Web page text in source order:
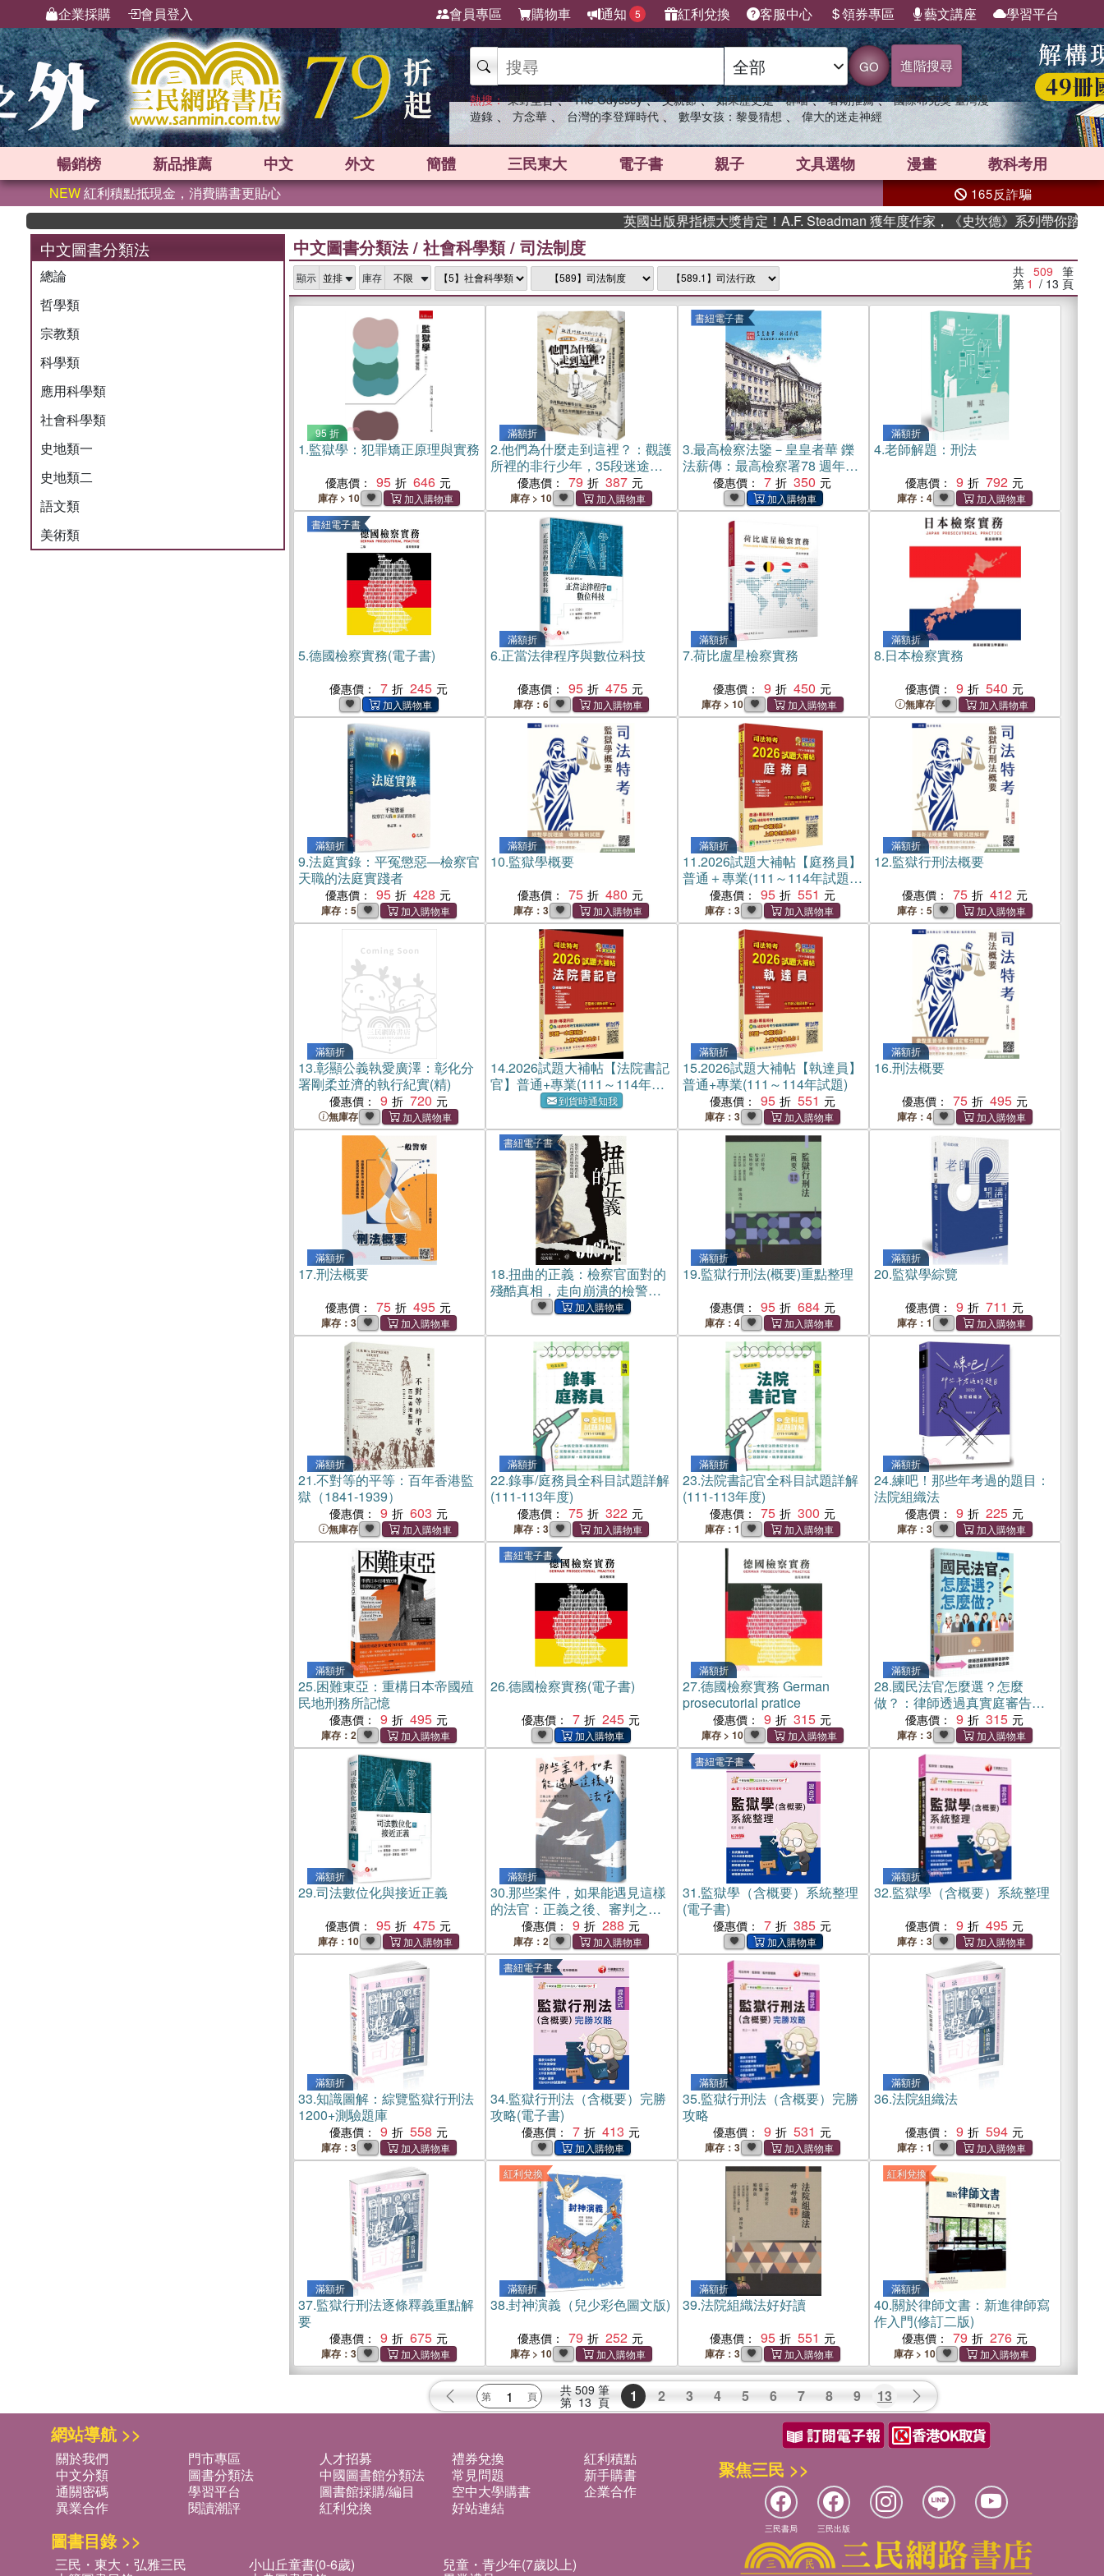
企業採購 會員登入 會員專區 購物車 通知 5 紅利兌換 客服中心 領券專區 藝文講座 學習平台
GO 進階搜尋
熱搜： 東野圭吾 、 The Odyssey 、 父親節 、 如果歷史是一群喵 、 暑期推薦 、 國際布克獎 臺灣漫
遊錄 、 方念華 、 台灣的李登輝時代 、 數學女孩：黎曼猜想 、 偉大的迷走神經
暢銷榜 新品推薦 中文 外文 簡體 三民東大 電子書 親子 文具選物 漫畫 教科考用
NEW紅利積點抵現金，消費購書更貼心 165反詐騙
英國出版界指標大獎肯定！A.F. Steadman 獲年度作家，《史坎德》系列帶你踏上熱血奇幻旅
中文圖書分類法
總論
哲學類
宗教類
科學類
應用科學類
社會科學類
史地類一
史地類二
語文類
美術類
中文圖書分類法/ 社會科學類/ 司法制度
顯示 庫存 共 509 筆
第 1 / 13 頁
95 折
1.監獄學：犯罪矯正原理與實務
優惠價： 95 646
庫存 > 10
滿額折
2.他們為什麼走到這裡？：觀護
所裡的非行少年，35段迷途青
優惠價： 79 387
庫存 > 10
書紐電子書
3.最高檢察法鑒－皇皇者華 鑠
法薪傳：最高檢察署78 週年史
實特刊(電子書)
優惠價： 7 350
滿額折
4.老師解題：刑法
優惠價： 9 792
庫存：4
書紐電子書
5.德國檢察實務(電子書)
優惠價： 7 245
滿額折
6.正當法律程序與數位科技
優惠價： 95 475
庫存：6
滿額折
7.荷比盧星檢察實務
優惠價： 9 450
庫存 > 10
滿額折
8.日本檢察實務
優惠價： 9 540
無庫存
滿額折
9.法庭實錄：平冤懲惡―檢察官
天職的法庭實踐者
優惠價： 95 428
庫存：5
滿額折
10.監獄學概要
優惠價： 75 480
庫存：3
滿額折
11.2026試題大補帖【庭務員】
普通＋專業(111～114年試題)
測驗題型
優惠價： 95 551
庫存：3
滿額折
12.監獄行刑法概要
優惠價： 75 412
庫存：5
滿額折
13.彰顯公義執愛廣澤：彰化分
署剛柔並濟的執行紀實(精)
優惠價： 9 720
無庫存
14.2026試題大補帖【法院書記
官】普通+專業(111～114年試
到貨時通知我
滿額折
15.2026試題大補帖【執達員】
普通+專業(111～114年試題)
優惠價： 95 551
庫存：3
滿額折
16.刑法概要
優惠價： 75 495
庫存：4
滿額折
17.刑法概要
優惠價： 75 495
庫存：3
書紐電子書
18.扭曲的正義：檢察官面對的
殘酷真相，走向崩潰的檢警與
媒體(電子書)
滿額折
19.監獄行刑法(概要)重點整理
優惠價： 95 684
庫存：4
滿額折
20.監獄學綜覽
優惠價： 9 711
庫存：1
滿額折
21.不對等的平等：百年香港監
獄（1841-1939）
優惠價： 9 603
無庫存
滿額折
22.錄事/庭務員全科目試題詳解
(111-113年度)
優惠價： 75 322
庫存：3
滿額折
23.法院書記官全科目試題詳解
(111-113年度)
優惠價： 75 300
庫存：1
滿額折
24.練吧！那些年考過的題目：
法院組織法
優惠價： 9 225
庫存：3
滿額折
25.困難東亞：重構日本帝國殖
民地刑務所記憶
優惠價： 9 495
庫存：2
書紐電子書
26.德國檢察實務(電子書)
優惠價： 7 245
滿額折
27.德國檢察實務 German
prosecutorial pratice
優惠價： 9 315
庫存 > 10
滿額折
28.國民法官怎麼選？怎麼
做？：律師透過真實庭審告訴
你國民法庭實際運作的全貌
優惠價： 9 315
庫存：3
滿額折
29.司法數位化與接近正義
優惠價： 95 475
庫存：10
滿額折
30.那些案件，如果能遇見這樣
的法官：正義之後、審判之外
的法庭人情故事
優惠價： 9 288
庫存：2
書紐電子書
31.監獄學（含概要）系統整理
(電子書)
優惠價： 7 385
滿額折
32.監獄學（含概要）系統整理
優惠價： 9 495
庫存：3
滿額折
33.知識圖解：綜覽監獄行刑法
1200+測驗題庫
優惠價： 9 558
庫存：3
書紐電子書
34.監獄行刑法（含概要）完勝
攻略(電子書)
優惠價： 7 413
滿額折
35.監獄行刑法（含概要）完勝
攻略
優惠價： 9 531
庫存：3
滿額折
36.法院組織法
優惠價： 9 594
庫存：1
滿額折
37.監獄行刑法逐條釋義重點解
要
優惠價： 9 675
庫存：3
紅利兌換
滿額折
38.封神演義（兒少彩色圖文版)
優惠價： 79 252
庫存 > 10
滿額折
39.法院組織法好好讀
優惠價： 95 551
庫存：3
紅利兌換
滿額折
40.關於律師文書：新進律師寫
作入門(修訂二版)
優惠價： 79 276
庫存 > 10
共 509 筆
第 13 頁 1 2 3 4 5 6 7 8 9 13
網站導航 >>
關於我們 門市專區 人才招募 禮券兌換
紅利積點
中文分類
圖書分類法 中國圖書館分類法 常見問題
新手購書
通關密碼
學習平台 圖書館採購/編目 空中大學購書
企業合作
異業合作
閱讀潮評 紅利兌換 好站連結
圖書目錄 >>
三民・東大・弘雅三民 小山丘童書(0-6歲) 兒童・青少年(7歲以上)
聚焦三民 >>
三民書局 三民出版